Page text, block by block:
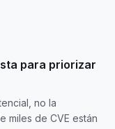
para priorizar
no la
miles de CVE están